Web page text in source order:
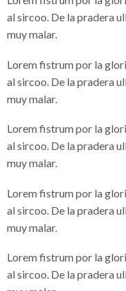
al sircoo. De la pradera
muy malar.
Lorem fistrum por la
al sircoo. De la pradera
muy malar.
Lorem fistrum por la
al sircoo. De la pradera
muy malar.
Lorem fistrum por la
al sircoo. De la pradera
muy malar.
Lorem fistrum por la
al sircoo. De la pradera